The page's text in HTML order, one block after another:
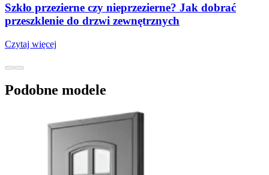
Szkło przezierne czy nieprzezierne? Jak dobrać
przeszklenie do drzwi zewnętrznych
Czytaj więcej
Podobne modele